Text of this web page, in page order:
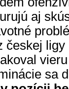
aj
českej
sa